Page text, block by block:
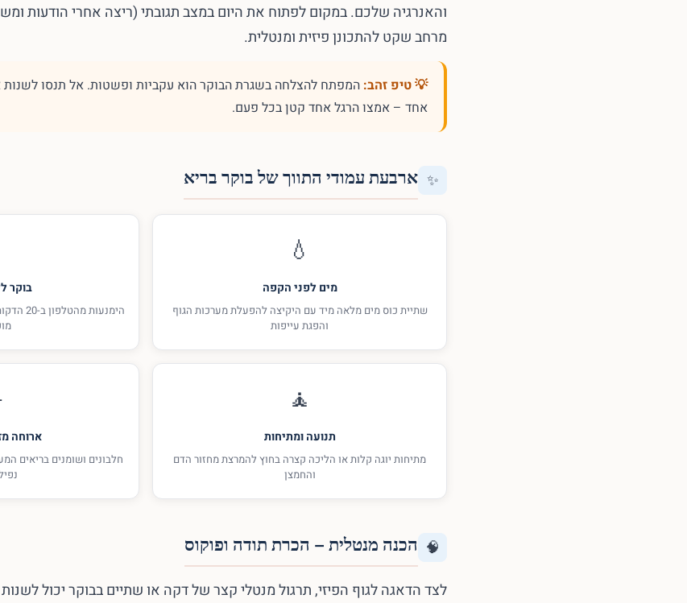
והאנרגיה שלכם. במקום לפתוח את היום במצב תגובתי (ריצה אחרי הודעות
מרחב שקט להתכונן פיזית ומנטלית.
💡 טיפ זהב: המפתח להצלחה בשגרת הבוקר הוא עקביות ופשטות. אל תנסו
אחד – אמצו הרגל אחד קטן בכל פעם.
✨ ארבעת עמודי התווך של בוקר בריא
💧
מים לפני הקפה
שתיית כוס מים מלאה מיד עם היקיצה להפעלת מערכות הגוף
והפגת עייפות
בוקר
🧘
תנועה ומתיחות
מתיחות יוגה קלות או הליכה קצרה בחוץ להמרצת מחזור הדם
והחמצן
ארוחה
חלבונים ושומנים בריאים
🧠 הכנה מנטלית – הכרת תודה ופוקוס
לצד הדאגה לגוף הפיזי, תרגול מנטלי קצר של דקה או שתיים בבוקר יכול